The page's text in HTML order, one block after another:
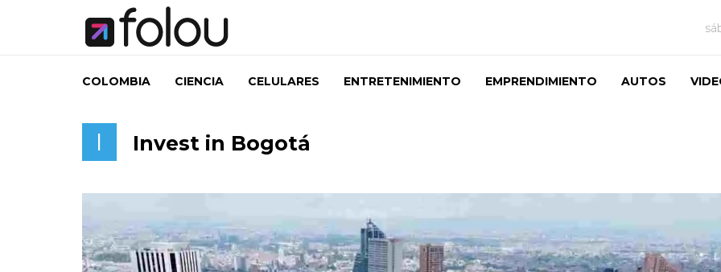
COLOMBIA CIENCIA CELULARES ENTRETENIMIENTO EMPRENDIMIENTO AUTOS
I Invest in Bogotá